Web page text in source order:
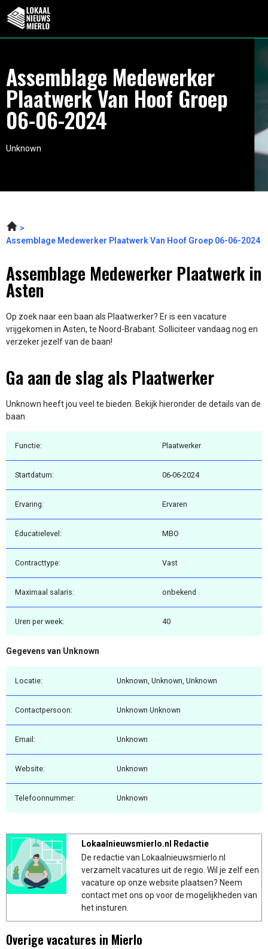
Assemblage Medewerker
Plaatwerk Van Hoof Groep
06-06-2024
Unknown
Assemblage Medewerker Plaatwerk Van Hoof Groep 06-06-2024
Assemblage Medewerker Plaatwerk in
Asten
Op zoek naar een baan als Plaatwerker? Er is een vacature
vrijgekomen in Asten, te Noord-Brabant. Solliciteer vandaag nog en
verzeker jezelf van de baan!
Ga aan de slag als Plaatwerker
Unknown heeft jou veel te bieden. Bekijk hieronder de details van de
baan
Functie: Plaatwerker
Startdatum: 06-06-2024
Ervaring: Ervaren
Educatielevel: MBO
Contracttype: Vast
Maximaal salaris: onbekend
Uren per week: 40
Gegevens van Unknown
Locatie: Unknown, Unknown, Unknown
Contactpersoon: Unknown Unknown
Email: Unknown
Website: Unknown
Telefoonnummer: Unknown
Lokaalnieuwsmierlo.nl Redactie
De redactie van Lokaalnieuwsmierlo.nl
verzamelt vacatures uit de regio. Wil je zelf een
vacature op onze website plaatsen? Neem
contact met ons op voor de mogelijkheden van
het insturen.
Overige vacatures in Mierlo